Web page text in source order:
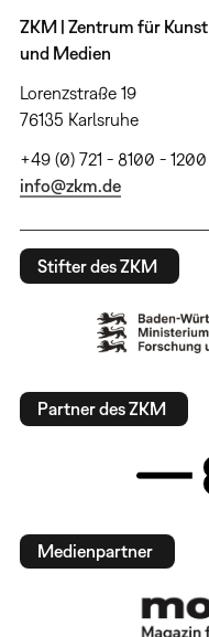
ZKM | Zentrum für Kunst
und Medien
Lorenzstraße 19
76135 Karlsruhe
+49 (0) 721 - 8100 - 1200
info@zkm.de
Stifter des ZKM
Partner des ZKM
Medienpartner